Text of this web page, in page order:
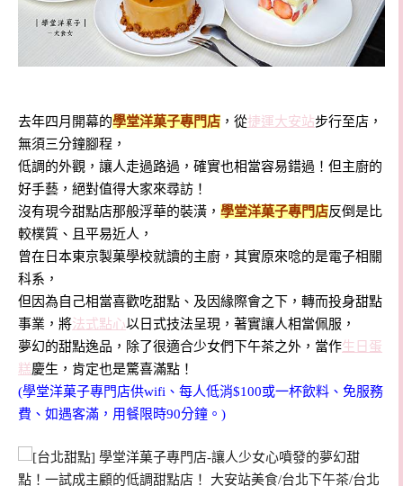
去年四月開幕的學堂洋菓子專門店 ，從捷運大安站步行至店，
無須三分鐘腳程，
低調的外觀，讓人走過路過，確實也相當容易錯過！但主廚的
好手藝，絕對值得大家來尋訪！
沒有現今甜點店那般浮華的裝潢， 學堂洋菓子專門店反倒是比
較樸質、且平易近人，
曾在日本東京製菓學校就讀的主廚，其實原來唸的是電子相關
科系，
但因為自己相當喜歡吃甜點、及因緣際會之下，轉而投身甜點
事業，將法式點心以日式技法呈現，著實讓人相當佩服，
夢幻的甜點逸品，除了很適合少女們下午茶之外，當作生日蛋
糕慶生，肯定也是驚喜滿點！
(學堂洋菓子專門店供wifi、每人低消$100或一杯飲料、免服務
費、如遇客滿，用餐限時90分鐘。)